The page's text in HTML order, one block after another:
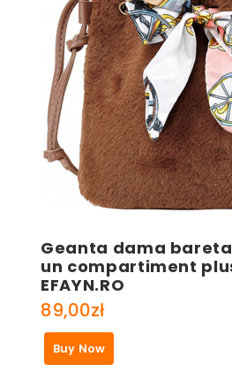
Geanta dama
un compartiment
EFAYN.RO
89,00zł
Buy Now